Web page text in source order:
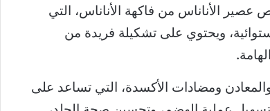
عصير الأناناس من فاكهة الأناناس، التي
ويحتوي على تشكيلة فريدة من
والمعادن ومضادات الأكسدة، التي تساعد على